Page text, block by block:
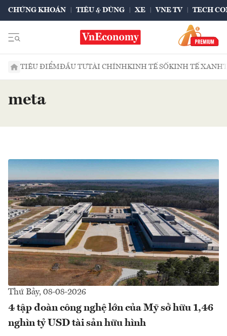
CHỨNG KHOÁN TIÊU & DÙNG XE VNE TV TECH
TIÊU ĐIỂMĐẦU TƯTÀI CHÍNHKINH TẾ SỐKINH TẾ XANH
meta
Thứ Bảy, 08-08-2026
4 tập đoàn công nghệ lớn của Mỹ sở hữu 1,46
nghìn tỷ USD tài sản hữu hình